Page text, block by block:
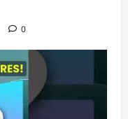
0